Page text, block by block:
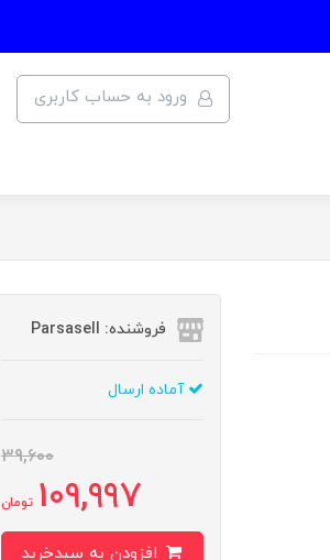
ورود به حساب کاربری
فروشنده: Parsasell
آماده ارسال
39,600
109,997 تومان